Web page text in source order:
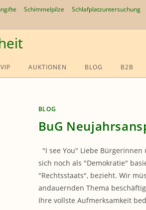
Schimmelpilze Schlafplatzuntersuchung
VIP AUKTIONEN BLOG B2B
BLOG
BuG
"I see You" Liebe
sich noch als "Demokratie"
"Rechtsstaats", bezieht. Wir
andauernden Thema
Ihre vollste Aufmerksamkeit